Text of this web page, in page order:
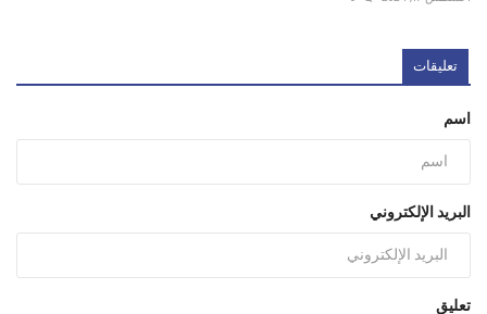
تعليقات
اسم
البريد الإلكتروني
تعليق